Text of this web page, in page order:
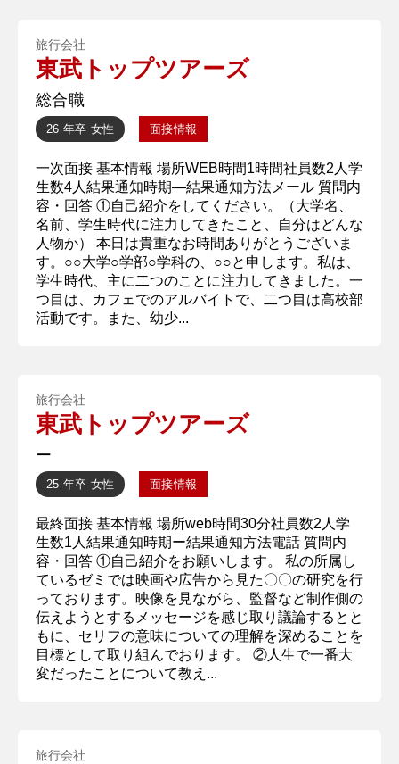
旅行会社
東武トップツアーズ
総合職
26 年卒 女性 面接情報
一次面接 基本情報 場所WEB時間1時間社員数2人学
生数4人結果通知時期―結果通知方法メール 質問内
容・回答 ①自己紹介をしてください。（大学名、
名前、学生時代に注力してきたこと、自分はどんな
人物か） 本日は貴重なお時間ありがとうございま
す。○○大学○学部○学科の、○○と申します。私は、
学生時代、主に二つのことに注力してきました。一
つ目は、カフェでのアルバイトで、二つ目は高校部
活動です。また、幼少...
旅行会社
東武トップツアーズ
ー
25 年卒 女性 面接情報
最終面接 基本情報 場所web時間30分社員数2人学
生数1人結果通知時期ー結果通知方法電話 質問内
容・回答 ①自己紹介をお願いします。 私の所属し
ているゼミでは映画や広告から見た〇〇の研究を行
っております。映像を見ながら、監督など制作側の
伝えようとするメッセージを感じ取り議論するとと
もに、セリフの意味についての理解を深めることを
目標として取り組んでおります。 ②人生で一番大
変だったことについて教え...
旅行会社